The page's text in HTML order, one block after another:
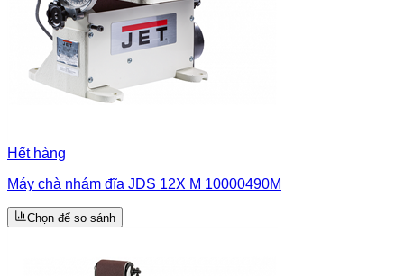
Hết hàng
Máy chà nhám đĩa JDS 12X M 10000490M
Chọn để so sánh